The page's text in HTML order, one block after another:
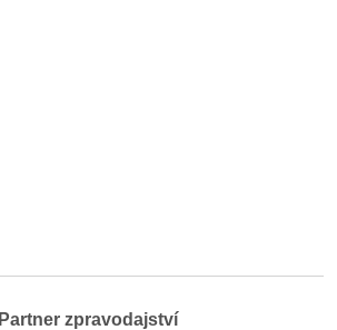
Partner zpravodajství